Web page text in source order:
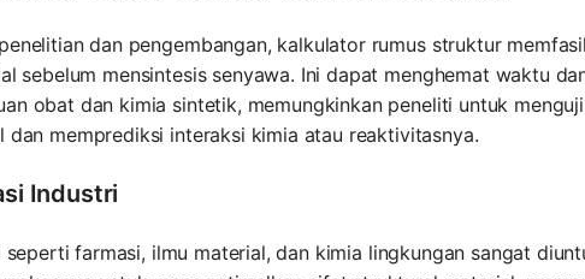
dan pengembangan, kalkulator rumus struktur
sebelum mensintesis senyawa. Ini dapat menghemat waktu
obat dan kimia sintetik, memungkinkan peneliti untuk
dan memprediksi interaksi kimia atau reaktivitasnya.
Industri
seperti farmasi, ilmu material, dan kimia lingkungan sangat